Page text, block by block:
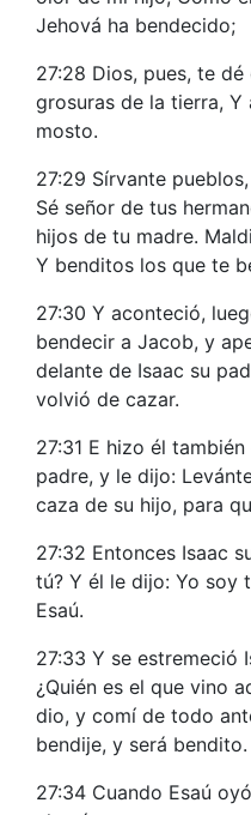
Jehová ha bendecido;
27:28 Dios, pues, te
grosuras de la tierra,
mosto.
27:29 Sírvante
Sé señor de tus
hijos de tu madre.
Y benditos los que te
27:30 Y aconteció,
bendecir a Jacob, y
delante de Isaac su
volvió de cazar.
27:31 E hizo él
padre, y le dijo:
caza de su hijo, para
27:32 Entonces Isaac
tú? Y él le dijo: Yo soy
Esaú.
27:33 Y se estremeció
¿Quién es el que vino
dio, y comí de todo
bendije, y será bendito.
27:34 Cuando Esaú